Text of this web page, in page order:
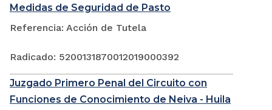
Medidas de Seguridad de Pasto
Referencia: Acción de Tutela
Radicado: 5200131870012019000392
Juzgado Primero Penal del Circuito con
Funciones de Conocimiento de Neiva - Huila